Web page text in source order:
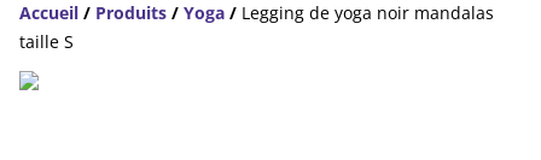
Accueil / Produits / Yoga / Legging de yoga noir mandalas
taille S